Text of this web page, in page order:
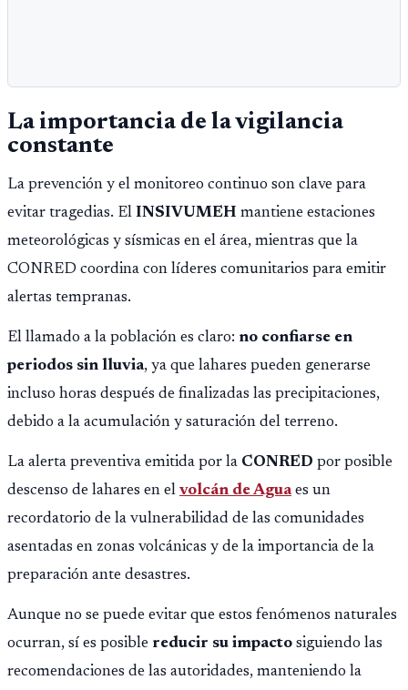
La importancia de la vigilancia
constante
La prevención y el monitoreo continuo son clave para
evitar tragedias. El INSIVUMEH mantiene estaciones
meteorológicas y sísmicas en el área, mientras que la
CONRED coordina con líderes comunitarios para emitir
alertas tempranas.
El llamado a la población es claro: no confiarse en
periodos sin lluvia, ya que lahares pueden generarse
incluso horas después de finalizadas las precipitaciones,
debido a la acumulación y saturación del terreno.
La alerta preventiva emitida por la CONRED por posible
descenso de lahares en el volcán de Aguaes un
recordatorio de la vulnerabilidad de las comunidades
asentadas en zonas volcánicas y de la importancia de la
preparación ante desastres.
Aunque no se puede evitar que estos fenómenos naturales
ocurran, sí es posible reducir su impacto siguiendo las
recomendaciones de las autoridades, manteniendo la